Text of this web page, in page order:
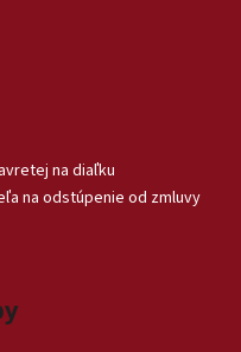
na diaľku
na odstúpenie od zmluvy